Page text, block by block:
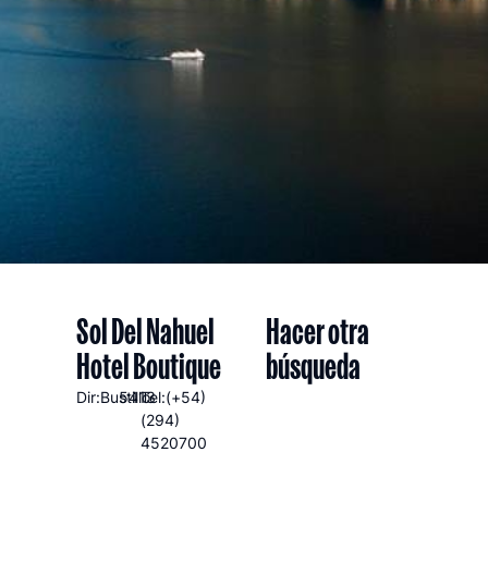
Sol Del Nahuel
Hotel Boutique
Dir:Bustillo
5413Tel:(+54)
(294)
4520700
Hacer otra
búsqueda